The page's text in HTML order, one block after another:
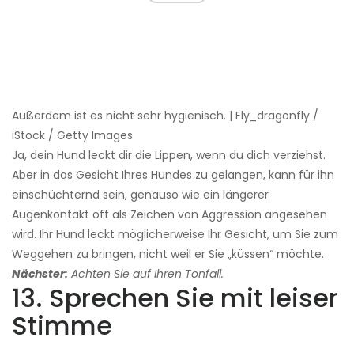
Außerdem ist es nicht sehr hygienisch. | Fly_dragonfly /
iStock / Getty Images
Ja, dein Hund leckt dir die Lippen, wenn du dich verziehst.
Aber in das Gesicht Ihres Hundes zu gelangen, kann für ihn
einschüchternd sein, genauso wie ein längerer
Augenkontakt oft als Zeichen von Aggression angesehen
wird. Ihr Hund leckt möglicherweise Ihr Gesicht, um Sie zum
Weggehen zu bringen, nicht weil er Sie „küssen“ möchte.
Nächster: Achten Sie auf Ihren Tonfall.
13. Sprechen Sie mit leiser
Stimme